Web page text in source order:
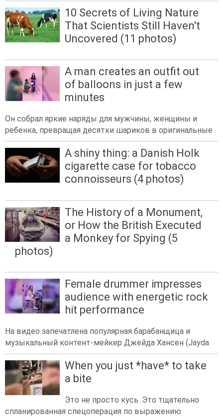
10 Secrets of Living Nature
That Scientists Still Haven't
Uncovered (11 photos)
A man creates an outfit out
of balloons in just a few
minutes
Он собрал яркие наряды для мужчины, женщины и
ребенка, превращая десятки шариков в оригинальные
A shiny thing: a Danish Holk
cigarette case for tobacco
connoisseurs (4 photos)
The History of a Monument,
or How the British Executed
a Monkey for Spying (5
photos)
Female drummer impresses
audience with energetic rock
hit performance
На видео запечатлена популярная барабанщица и
музыкальный контент-мейкер Джейда Хансен (Jayda
When you just *have* to take
a bite
Это не просто кусь. Это тщательно
спланированная спецоперация по выражению